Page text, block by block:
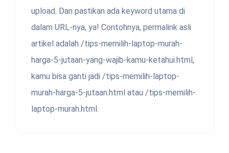
upload. Dan pastikan ada keyword utama di
dalam URL-nya, ya! Contohnya, permalink asli
artikel adalah /tips-memilih-laptop-murah-
harga-5-jutaan-yang-wajib-kamu-ketahui.html,
kamu bisa ganti jadi /tips-memilih-laptop-
murah-harga-5-jutaan.html atau /tips-memilih-
laptop-murah.html.